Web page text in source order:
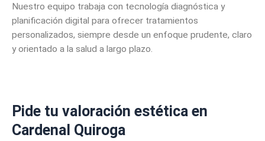
Nuestro equipo trabaja con tecnología diagnóstica y
planificación digital para ofrecer tratamientos
personalizados, siempre desde un enfoque prudente, claro
y orientado a la salud a largo plazo.
Pide tu valoración estética en
Cardenal Quiroga